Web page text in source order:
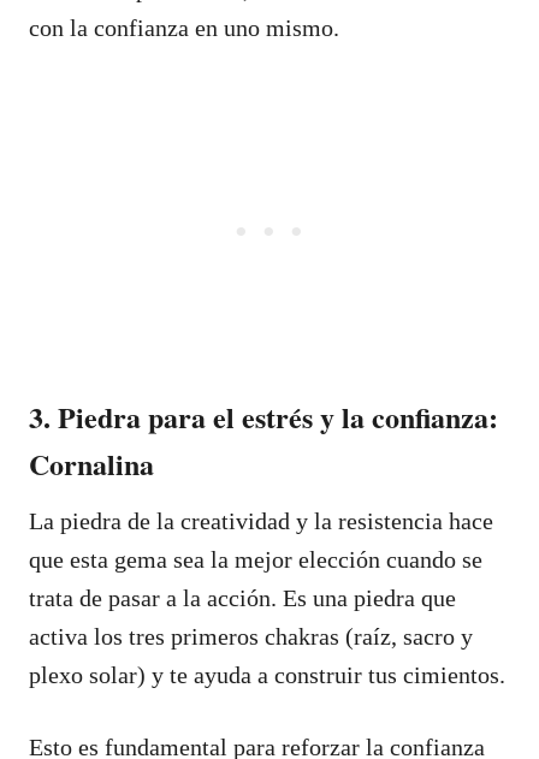
con la confianza en uno mismo.
3. Piedra para el estrés y la confianza:
Cornalina
La piedra de la creatividad y la resistencia hace
que esta gema sea la mejor elección cuando se
trata de pasar a la acción. Es una piedra que
activa los tres primeros chakras (raíz, sacro y
plexo solar) y te ayuda a construir tus cimientos.
Esto es fundamental para reforzar la confianza